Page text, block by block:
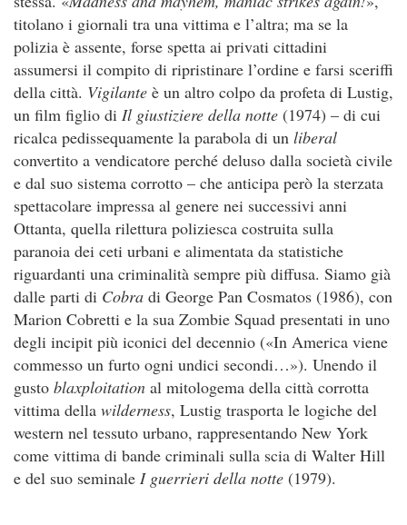
titolano i giornali tra una vittima e l’altra; ma se la
polizia è assente, forse spetta ai privati cittadini
assumersi il compito di ripristinare l’ordine e farsi sceriffi
della città. Vigilante è un altro colpo da profeta di Lustig,
un film figlio di Il giustiziere della notte (1974) – di cui
ricalca pedissequamente la parabola di un liberal
convertito a vendicatore perché deluso dalla società civile
e dal suo sistema corrotto – che anticipa però la sterzata
spettacolare impressa al genere nei successivi anni
Ottanta, quella rilettura poliziesca costruita sulla
paranoia dei ceti urbani e alimentata da statistiche
riguardanti una criminalità sempre più diffusa. Siamo già
dalle parti di Cobra di George Pan Cosmatos (1986), con
Marion Cobretti e la sua Zombie Squad presentati in uno
degli incipit più iconici del decennio («In America viene
commesso un furto ogni undici secondi…»). Unendo il
gusto blaxploitation al mitologema della città corrotta
vittima della wilderness, Lustig trasporta le logiche del
western nel tessuto urbano, rappresentando New York
come vittima di bande criminali sulla scia di Walter Hill
e del suo seminale I guerrieri della notte (1979).